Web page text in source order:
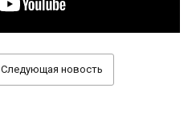
Следующая новость